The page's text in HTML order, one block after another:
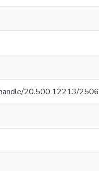
20.500.12213/2506